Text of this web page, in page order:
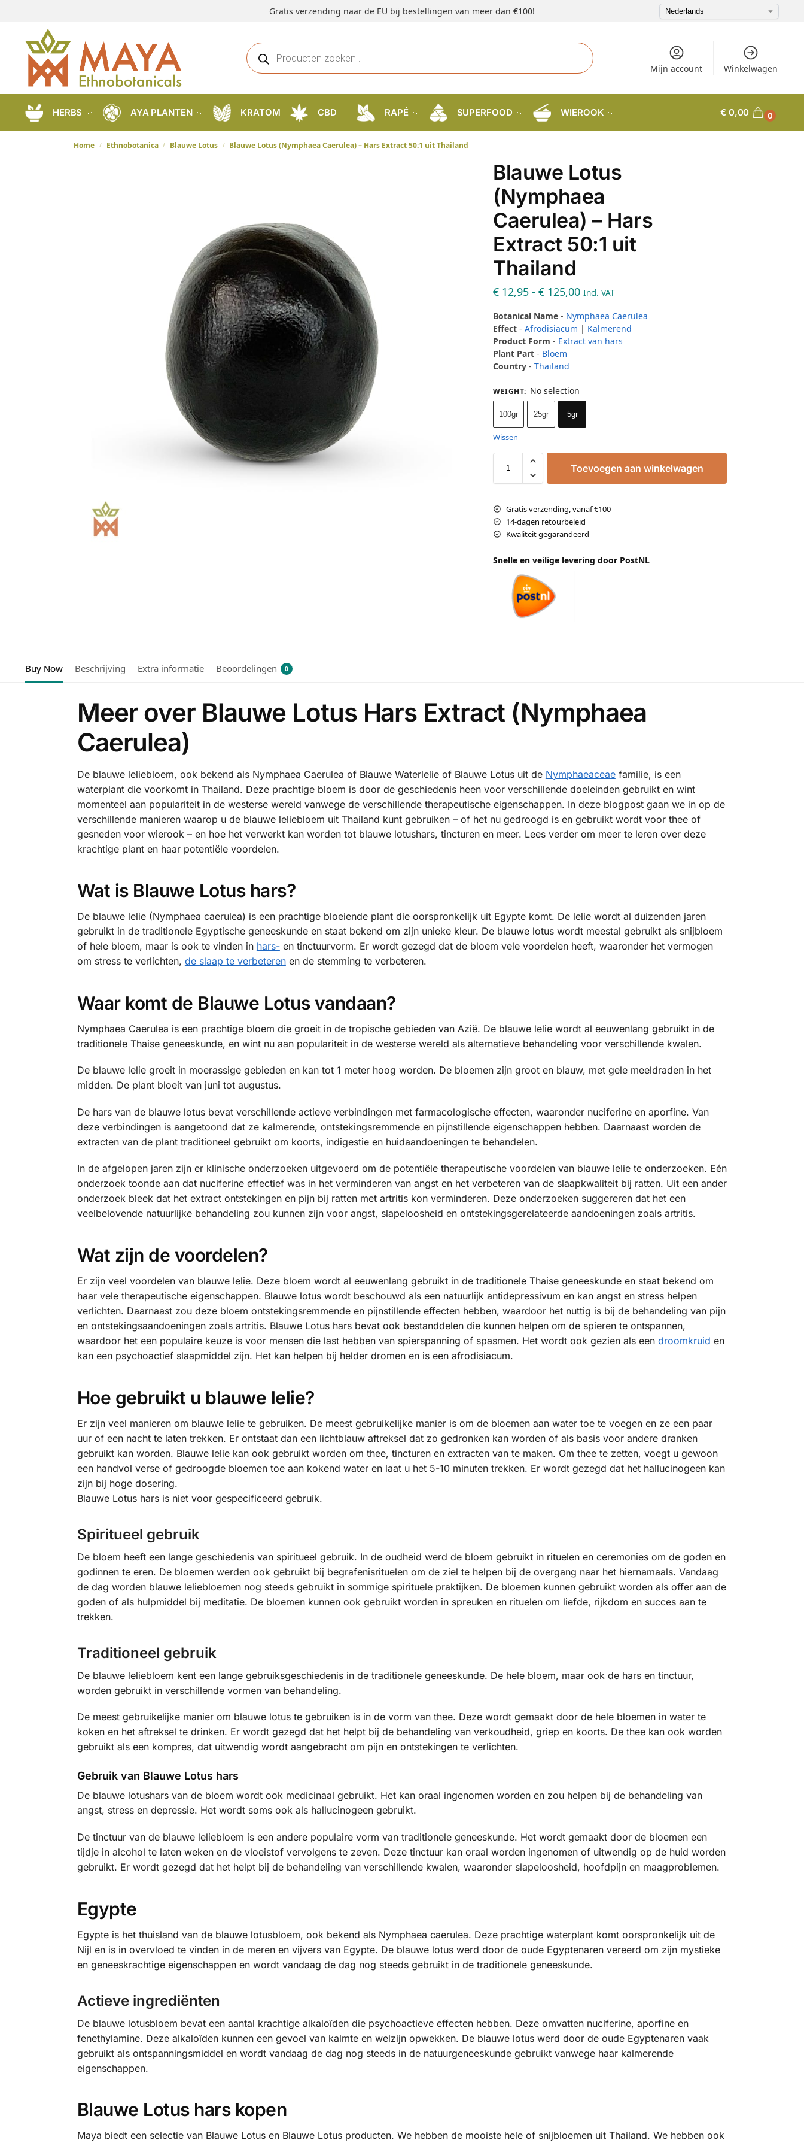
Gratis verzending naar de EU bij bestellingen van meer dan €100!
Mijn account Winkelwagen
HERBS AYA PLANTEN KRATOM CBD RAPÉ SUPERFOOD WIEROOK € 0,00 0
Home / Ethnobotanica / Blauwe Lotus / Blauwe Lotus (Nymphaea Caerulea) – Hars Extract 50:1 uit Thailand
Blauwe Lotus
(Nymphaea
Caerulea) – Hars
Extract 50:1 uit
Thailand
€ 12,95 - € 125,00 Incl. VAT
Botanical Name - Nymphaea Caerulea
Effect -Afrodisiacum | Kalmerend
Product Form - Extract van hars
Plant Part - Bloem
Country -Thailand
WEIGHT: No selection
100gr 25gr 5gr
Wissen
Toevoegen aan winkelwagen
Gratis verzending, vanaf €100
14-dagen retourbeleid
Kwaliteit gegarandeerd
Snelle en veilige levering door PostNL
Buy Now Beschrijving Extra informatie Beoordelingen 0
Meer over Blauwe Lotus Hars Extract (Nymphaea
Caerulea)
De blauwe leliebloem, ook bekend als Nymphaea Caerulea of Blauwe Waterlelie of Blauwe Lotus uit de Nymphaeaceaefamilie, is een
waterplant die voorkomt in Thailand. Deze prachtige bloem is door de geschiedenis heen voor verschillende doeleinden gebruikt en wint
momenteel aan populariteit in de westerse wereld vanwege de verschillende therapeutische eigenschappen. In deze blogpost gaan we in op de
verschillende manieren waarop u de blauwe leliebloem uit Thailand kunt gebruiken – of het nu gedroogd is en gebruikt wordt voor thee of
gesneden voor wierook – en hoe het verwerkt kan worden tot blauwe lotushars, tincturen en meer. Lees verder om meer te leren over deze
krachtige plant en haar potentiële voordelen.
Wat is Blauwe Lotus hars?
De blauwe lelie (Nymphaea caerulea) is een prachtige bloeiende plant die oorspronkelijk uit Egypte komt. De lelie wordt al duizenden jaren
gebruikt in de traditionele Egyptische geneeskunde en staat bekend om zijn unieke kleur. De blauwe lotus wordt meestal gebruikt als snijbloem
of hele bloem, maar is ook te vinden in hars-en tinctuurvorm. Er wordt gezegd dat de bloem vele voordelen heeft, waaronder het vermogen
om stress te verlichten, de slaap te verbeterenen de stemming te verbeteren.
Waar komt de Blauwe Lotus vandaan?
Nymphaea Caerulea is een prachtige bloem die groeit in de tropische gebieden van Azië. De blauwe lelie wordt al eeuwenlang gebruikt in de
traditionele Thaise geneeskunde, en wint nu aan populariteit in de westerse wereld als alternatieve behandeling voor verschillende kwalen.
De blauwe lelie groeit in moerassige gebieden en kan tot 1 meter hoog worden. De bloemen zijn groot en blauw, met gele meeldraden in het
midden. De plant bloeit van juni tot augustus.
De hars van de blauwe lotus bevat verschillende actieve verbindingen met farmacologische effecten, waaronder nuciferine en aporfine. Van
deze verbindingen is aangetoond dat ze kalmerende, ontstekingsremmende en pijnstillende eigenschappen hebben. Daarnaast worden de
extracten van de plant traditioneel gebruikt om koorts, indigestie en huidaandoeningen te behandelen.
In de afgelopen jaren zijn er klinische onderzoeken uitgevoerd om de potentiële therapeutische voordelen van blauwe lelie te onderzoeken. Eén
onderzoek toonde aan dat nuciferine effectief was in het verminderen van angst en het verbeteren van de slaapkwaliteit bij ratten. Uit een ander
onderzoek bleek dat het extract ontstekingen en pijn bij ratten met artritis kon verminderen. Deze onderzoeken suggereren dat het een
veelbelovende natuurlijke behandeling zou kunnen zijn voor angst, slapeloosheid en ontstekingsgerelateerde aandoeningen zoals artritis.
Wat zijn de voordelen?
Er zijn veel voordelen van blauwe lelie. Deze bloem wordt al eeuwenlang gebruikt in de traditionele Thaise geneeskunde en staat bekend om
haar vele therapeutische eigenschappen. Blauwe lotus wordt beschouwd als een natuurlijk antidepressivum en kan angst en stress helpen
verlichten. Daarnaast zou deze bloem ontstekingsremmende en pijnstillende effecten hebben, waardoor het nuttig is bij de behandeling van pijn
en ontstekingsaandoeningen zoals artritis. Blauwe Lotus hars bevat ook bestanddelen die kunnen helpen om de spieren te ontspannen,
waardoor het een populaire keuze is voor mensen die last hebben van spierspanning of spasmen. Het wordt ook gezien als een droomkruid en
kan een psychoactief slaapmiddel zijn. Het kan helpen bij helder dromen en is een afrodisiacum.
Hoe gebruikt u blauwe lelie?
Er zijn veel manieren om blauwe lelie te gebruiken. De meest gebruikelijke manier is om de bloemen aan water toe te voegen en ze een paar
uur of een nacht te laten trekken. Er ontstaat dan een lichtblauw aftreksel dat zo gedronken kan worden of als basis voor andere dranken
gebruikt kan worden. Blauwe lelie kan ook gebruikt worden om thee, tincturen en extracten van te maken. Om thee te zetten, voegt u gewoon
een handvol verse of gedroogde bloemen toe aan kokend water en laat u het 5-10 minuten trekken. Er wordt gezegd dat het hallucinogeen kan
zijn bij hoge dosering.
Blauwe Lotus hars is niet voor gespecificeerd gebruik.
Spiritueel gebruik
De bloem heeft een lange geschiedenis van spiritueel gebruik. In de oudheid werd de bloem gebruikt in rituelen en ceremonies om de goden en
godinnen te eren. De bloemen werden ook gebruikt bij begrafenisrituelen om de ziel te helpen bij de overgang naar het hiernamaals. Vandaag
de dag worden blauwe leliebloemen nog steeds gebruikt in sommige spirituele praktijken. De bloemen kunnen gebruikt worden als offer aan de
goden of als hulpmiddel bij meditatie. De bloemen kunnen ook gebruikt worden in spreuken en rituelen om liefde, rijkdom en succes aan te
trekken.
Traditioneel gebruik
De blauwe leliebloem kent een lange gebruiksgeschiedenis in de traditionele geneeskunde. De hele bloem, maar ook de hars en tinctuur,
worden gebruikt in verschillende vormen van behandeling.
De meest gebruikelijke manier om blauwe lotus te gebruiken is in de vorm van thee. Deze wordt gemaakt door de hele bloemen in water te
koken en het aftreksel te drinken. Er wordt gezegd dat het helpt bij de behandeling van verkoudheid, griep en koorts. De thee kan ook worden
gebruikt als een kompres, dat uitwendig wordt aangebracht om pijn en ontstekingen te verlichten.
Gebruik van Blauwe Lotus hars
De blauwe lotushars van de bloem wordt ook medicinaal gebruikt. Het kan oraal ingenomen worden en zou helpen bij de behandeling van
angst, stress en depressie. Het wordt soms ook als hallucinogeen gebruikt.
De tinctuur van de blauwe leliebloem is een andere populaire vorm van traditionele geneeskunde. Het wordt gemaakt door de bloemen een
tijdje in alcohol te laten weken en de vloeistof vervolgens te zeven. Deze tinctuur kan oraal worden ingenomen of uitwendig op de huid worden
gebruikt. Er wordt gezegd dat het helpt bij de behandeling van verschillende kwalen, waaronder slapeloosheid, hoofdpijn en maagproblemen.
Egypte
Egypte is het thuisland van de blauwe lotusbloem, ook bekend als Nymphaea caerulea. Deze prachtige waterplant komt oorspronkelijk uit de
Nijl en is in overvloed te vinden in de meren en vijvers van Egypte. De blauwe lotus werd door de oude Egyptenaren vereerd om zijn mystieke
en geneeskrachtige eigenschappen en wordt vandaag de dag nog steeds gebruikt in de traditionele geneeskunde.
Actieve ingrediënten
De blauwe lotusbloem bevat een aantal krachtige alkaloïden die psychoactieve effecten hebben. Deze omvatten nuciferine, aporfine en
fenethylamine. Deze alkaloïden kunnen een gevoel van kalmte en welzijn opwekken. De blauwe lotus werd door de oude Egyptenaren vaak
gebruikt als ontspanningsmiddel en wordt vandaag de dag nog steeds in de natuurgeneeskunde gebruikt vanwege haar kalmerende
eigenschappen.
Blauwe Lotus hars kopen
Maya biedt een selectie van Blauwe Lotus en Blauwe Lotus producten. We hebben de mooiste hele of snijbloemen uit Thailand. We hebben ook